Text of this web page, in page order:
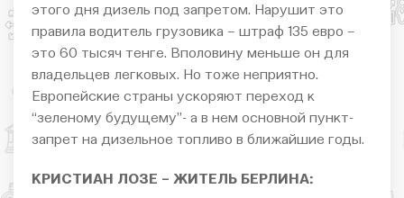
этого дня дизель под запретом. Нарушит это
правила водитель грузовика – штраф 135 евро –
это 60 тысяч тенге. Вполовину меньше он для
владельцев легковых. Но тоже неприятно.
Европейские страны ускоряют переход к
“зеленому будущему”- а в нем основной пункт-
запрет на дизельное топливо в ближайшие годы.
КРИСТИАН ЛОЗЕ – ЖИТЕЛЬ БЕРЛИНА: